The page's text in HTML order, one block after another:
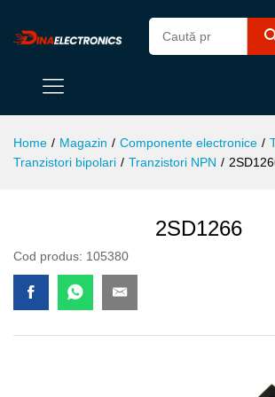
Home / Magazin / Componente electronice /
Tranzistori bipolari / Tranzistori NPN /
2SD1266
Cod produs: 105380